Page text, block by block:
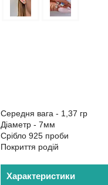
Середня вага - 1,37 гр
Діаметр - 7мм
Срібло 925 проби
Покриття родій
Характеристики